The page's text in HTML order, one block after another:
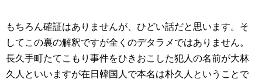
もちろん確証はありませんが、ひどい話だと思います。そ
してこの裏の解釈ですが全くのデタラメではありません。
長久手町たてこもり事件をひきおこした犯人の名前が大林
久人といいますが在日韓国人で本名は朴久人ということで